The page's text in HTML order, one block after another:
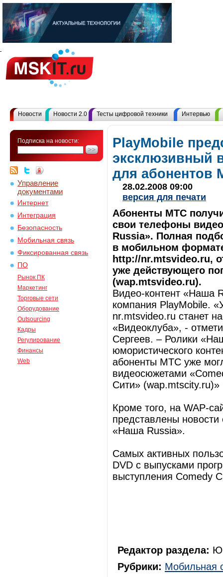
Новости Новости 2.0 Тесты цифровой техники Интервью
Подписка на новости:
Управление
документами
Интернет
Интеграция
Безопасность
Мобильная связь
Фиксированная связь
ПО
Рынок ПК
Маркетинг
Торговые сети
Оборудование
Outsourcing
Кадры
Регулирование
Финансы
Web
PlayMobile
эксклюзивный
для абонентов
28.02.2008 09:00
версия для печати
Абоненты МТС
свои телефоны
Russia». Полная
в мобильном
http://nr.mtsvideo.ru,
уже действующего
(wap.mtsvideo.ru).
Видео-контент «Наша
компания PlayMobile.
nr.mtsvideo.ru станет
«Видеоклуба», -
Сергеев. – Ролики
юмористического
абоненты МТС уже
видеосюжетами
Сити» (wap.mtscity.ru)»
Кроме того, на WAP-
представлены
«Наша Russia».
Самых активных
DVD с выпусками
выступления Comedy
Редактор раздела:
Рубрики: Мобильная